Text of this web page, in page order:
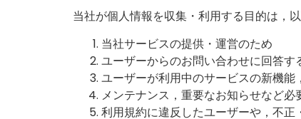
当社が個人情報を収集・利用する目的は，以
当社サービスの提供・運営のため
ユーザーからのお問い合わせに回答す
ユーザーが利用中のサービスの新機
メンテナンス，重要なお知らせなど
利用規約に違反したユーザーや，不